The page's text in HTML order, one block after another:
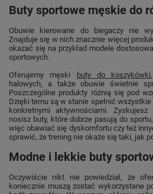
Buty sportowe męskie do
Obuwie kierowane do biegaczy nie
Znajduje się w nich znacznie więcej
okazać się na przykład modele
sportowych.
Oferujemy męski
buty do koszykówki
halowych, a także obuwie świetnie
Poszczególne produkty różnią się pod
Dzięki temu są w stanie spełnić
konkretnymi aktywnościami.
nosisz buty, które dobrze pasują do
więc obawiać się dyskomfortu czy też
sprawić, że trening nie okaże się taki, jak
Modne i lekkie buty
Oczywiście nikt nie powiedział, że
koniecznie muszą zostać wykorzystane